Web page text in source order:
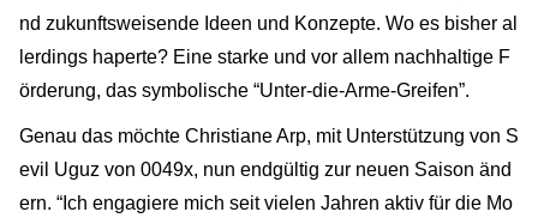
nd zukunftsweisende Ideen und Konzepte. Wo es bisher al
lerdings haperte? Eine starke und vor allem nachhaltige F
örderung, das symbolische “Unter-die-Arme-Greifen”.
Genau das möchte Christiane Arp, mit Unterstützung von S
evil Uguz von 0049x, nun endgültig zur neuen Saison änd
ern. “Ich engagiere mich seit vielen Jahren aktiv für die Mo